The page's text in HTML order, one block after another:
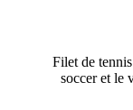
Filet de
soccer et le